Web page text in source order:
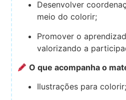
Desenvolver
meio do colorir;
Promover o
valorizando a
O que acompanha o
Ilustrações para colorir;